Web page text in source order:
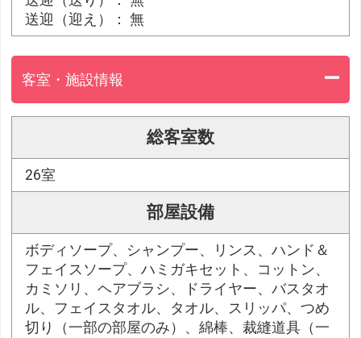
送迎（迎え）： 無
客室・施設情報
総客室数
26室
部屋設備
ボディソープ、シャンプー、リンス、ハンド＆
フェイスソープ、ハミガキセット、コットン、
カミソリ、ヘアブラシ、ドライヤー、バスタオ
ル、フェイスタオル、タオル、スリッパ、つめ
切り（一部の部屋のみ）、綿棒、裁縫道具（一